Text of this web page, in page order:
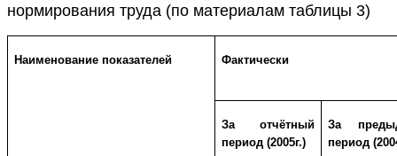
нормирования труда (по материалам таблицы 3)
Наименование показателей Фактически
За отчётный
период (2005г.)
За
период